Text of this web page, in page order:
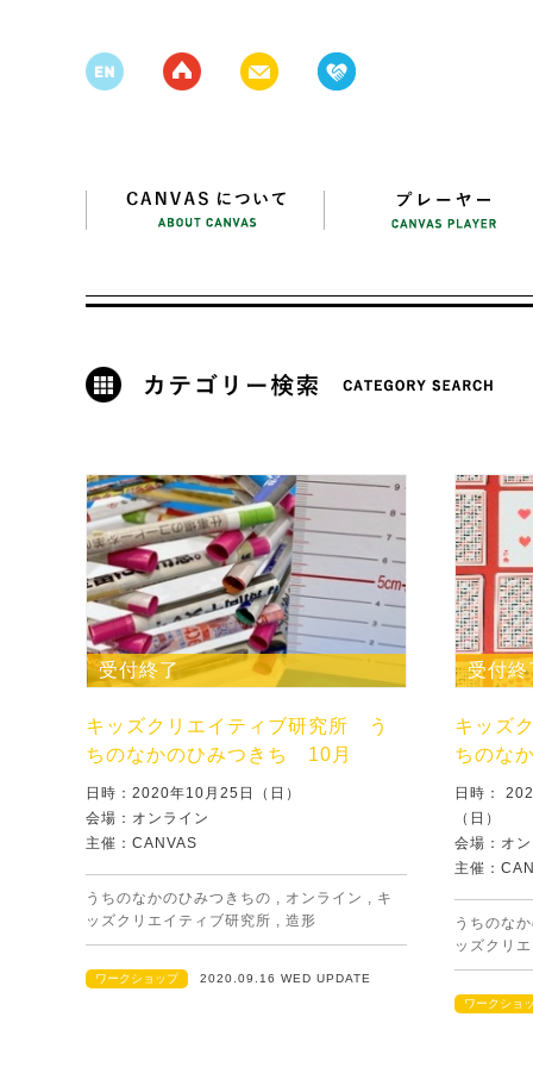
受付終了
キッズクリエイティブ研究所 う
ちのなかのひみつきち 10月
日時：2020年10月25日（日）
会場：オンライン
主催：CANVAS
うちのなかのひみつきちの , オンライン , キ
ッズクリエイティブ研究所 , 造形
ワークショップ 2020.09.16 WED UPDATE
受付終
キッズ
ちのな
日時：
（日）
会場：オ
主催：
うちのな
ッズクリ
ワークショ